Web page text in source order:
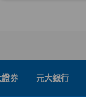
證券 元大銀行